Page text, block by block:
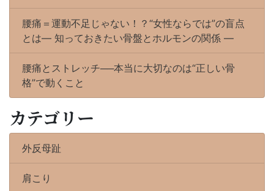
腰痛＝運動不足じゃない！？“女性ならでは”の盲点
とは― 知っておきたい骨盤とホルモンの関係 ―
腰痛とストレッチ──本当に大切なのは“正しい骨
格”で動くこと
カテゴリー
外反母趾
肩こり